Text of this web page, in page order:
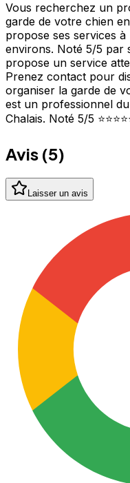
Vous recherchez un
garde de votre chien
propose ses services à
environs. Noté 5/5 par
propose un service
Prenez contact pour
organiser la garde de
est un professionnel
Chalais. Noté 5/5
Avis (5)
Laisser un avis